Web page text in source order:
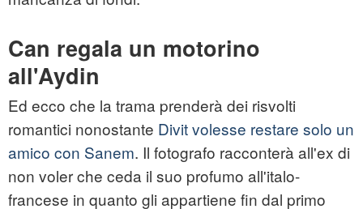
Can regala un motorino
all'Aydin
Ed ecco che la trama prenderà dei risvolti
romantici nonostante Divit volesse restare solo un
amico con Sanem. Il fotografo racconterà all'ex di
non voler che ceda il suo profumo all'italo-
francese in quanto gli appartiene fin dal primo